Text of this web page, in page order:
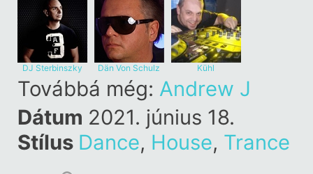
DJ Sterbinszky Dän Von Schulz Kühl
Továbbá még: Andrew J
Dátum 2021. június 18.
Stílus Dance, House, Trance